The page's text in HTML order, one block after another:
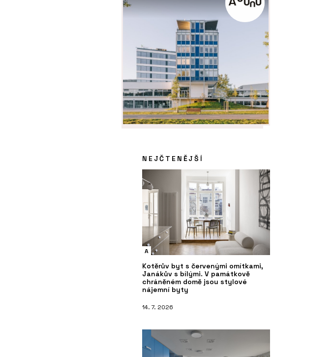
NEJČTENĚJŠÍ
A
Kotěrův byt s červenými omítkami,
Janákův s bílými. V památkově
chráněném domě jsou stylové
nájemní byty
14. 7. 2026